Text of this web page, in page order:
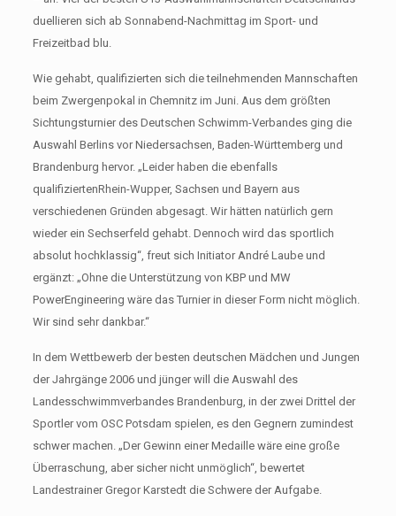
duellieren sich ab Sonnabend-Nachmittag im Sport- und
Freizeitbad blu.
Wie gehabt, qualifizierten sich die teilnehmenden Mannschaften
beim Zwergenpokal in Chemnitz im Juni. Aus dem größten
Sichtungsturnier des Deutschen Schwimm-Verbandes ging die
Auswahl Berlins vor Niedersachsen, Baden-Württemberg und
Brandenburg hervor. „Leider haben die ebenfalls
qualifiziertenRhein-Wupper, Sachsen und Bayern aus
verschiedenen Gründen abgesagt. Wir hätten natürlich gern
wieder ein Sechserfeld gehabt. Dennoch wird das sportlich
absolut hochklassig“, freut sich Initiator André Laube und
ergänzt: „Ohne die Unterstützung von KBP und MW
PowerEngineering wäre das Turnier in dieser Form nicht möglich.
Wir sind sehr dankbar.“
In dem Wettbewerb der besten deutschen Mädchen und Jungen
der Jahrgänge 2006 und jünger will die Auswahl des
Landesschwimmverbandes Brandenburg, in der zwei Drittel der
Sportler vom OSC Potsdam spielen, es den Gegnern zumindest
schwer machen. „Der Gewinn einer Medaille wäre eine große
Überraschung, aber sicher nicht unmöglich“, bewertet
Landestrainer Gregor Karstedt die Schwere der Aufgabe.